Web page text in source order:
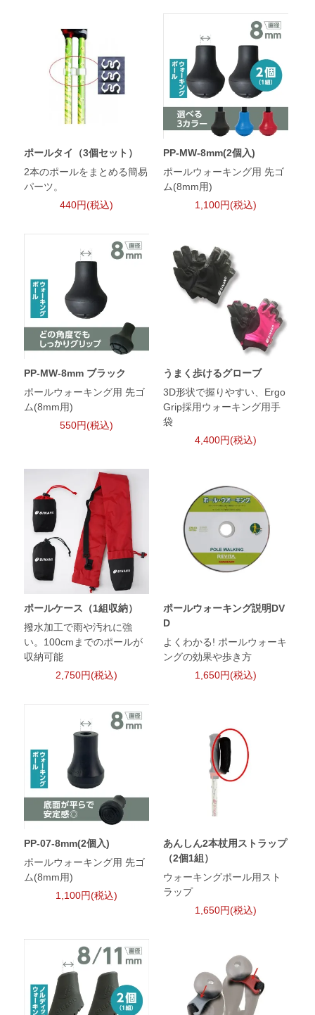
ポールタイ（3個セット）
2本のポールをまとめる簡易
パーツ。
440円(税込)
PP-MW-8mm(2個入)
ポールウォーキング用 先ゴ
ム(8mm用)
1,100円(税込)
PP-MW-8mm ブラック
ポールウォーキング用 先ゴ
ム(8mm用)
550円(税込)
うまく歩けるグローブ
3D形状で握りやすい、Ergo
Grip採用ウォーキング用手
袋
4,400円(税込)
ポールケース（1組収納）
撥水加工で雨や汚れに強
い。100cmまでのポールが
収納可能
2,750円(税込)
ポールウォーキング説明DV
D
よくわかる! ポールウォーキ
ングの効果や歩き方
1,650円(税込)
PP-07-8mm(2個入)
ポールウォーキング用 先ゴ
ム(8mm用)
1,100円(税込)
あんしん2本杖用ストラップ
（2個1組）
ウォーキングポール用スト
ラップ
1,650円(税込)